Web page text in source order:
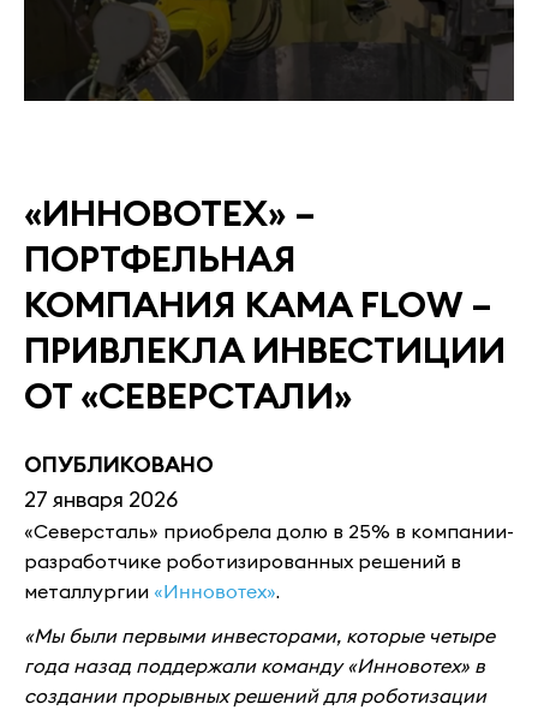
«ИННОВОТЕХ» –
ПОРТФЕЛЬНАЯ
КОМПАНИЯ KAMA FLOW –
ПРИВЛЕКЛА ИНВЕСТИЦИИ
ОТ «СЕВЕРСТАЛИ»
ОПУБЛИКОВАНО
27 января 2026
«Северсталь» приобрела долю в 25% в компании-
разработчике роботизированных решений в
металлургии «Инновотех».
«Мы были первыми инвесторами, которые четыре
года назад поддержали команду «Инновотех» в
создании прорывных решений для роботизации